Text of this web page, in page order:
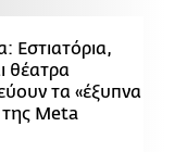
Εστιατόρια,
θέατρα
τα «έξυπνα
της Meta